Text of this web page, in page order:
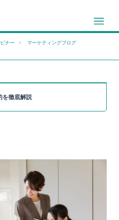
ナー
マーケティングブログ
を徹底解説